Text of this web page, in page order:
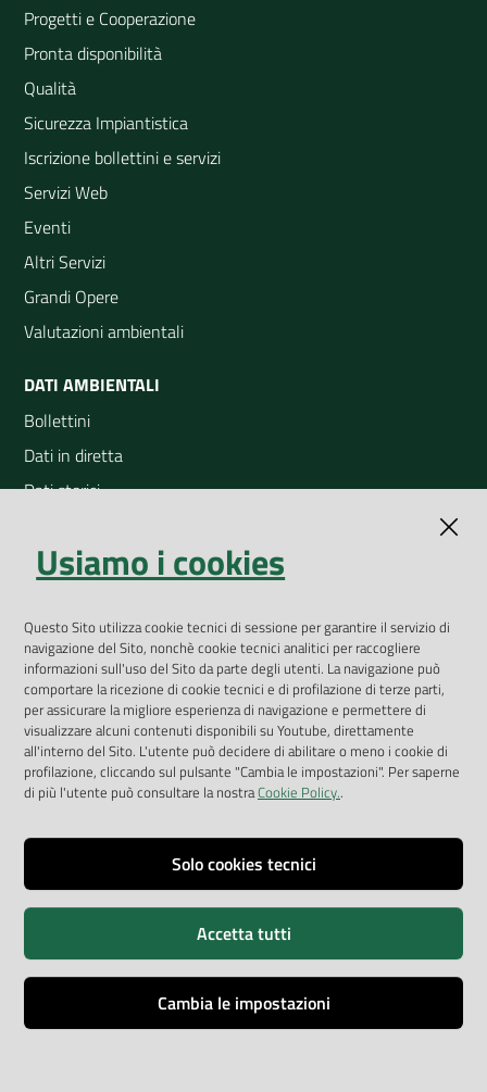
Progetti e Cooperazione
Pronta disponibilità
Qualità
Sicurezza Impiantistica
Iscrizione bollettini e servizi
Servizi Web
Eventi
Altri Servizi
Grandi Opere
Valutazioni ambientali
DATI AMBIENTALI
Bollettini
Dati in diretta
Dati storici
Open Data
App Arpav
Rapporti regionali annuali
Le Infografiche
Dispenser dati
Vai alla pagina
Privacy
Accessibilità
Credits
Usiamo i cookies
Questo Sito utilizza cookie tecnici di sessione per garantire il servizio di
navigazione del Sito, nonchè cookie tecnici analitici per raccogliere
informazioni sull'uso del Sito da parte degli utenti. La navigazione può
comportare la ricezione di cookie tecnici e di profilazione di terze parti,
per assicurare la migliore esperienza di navigazione e permettere di
visualizzare alcuni contenuti disponibili su Youtube, direttamente
all'interno del Sito. L'utente può decidere di abilitare o meno i cookie di
profilazione, cliccando sul pulsante "Cambia le impostazioni". Per saperne
di più l'utente può consultare la nostraCookie Policy..
Solo cookies tecnici
Accetta tutti
Cambia le impostazioni